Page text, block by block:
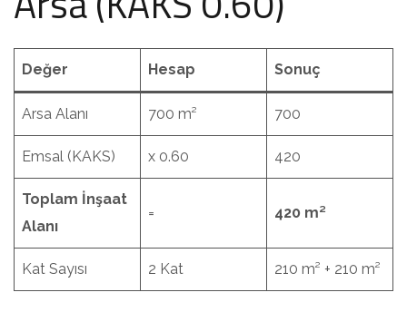
Değer Hesap Sonuç
Arsa Alanı 700 m² 700
Emsal (KAKS) x 0.60 420
Toplam İnşaat
Alanı
= 420 m²
Kat Sayısı 2 Kat 210 m² + 210 m²